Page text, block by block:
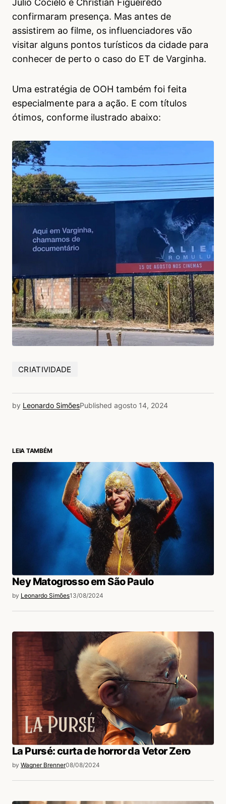
Julio Cocielo e Christian Figueiredo
confirmaram presença. Mas antes de
assistirem ao filme, os influenciadores vão
visitar alguns pontos turísticos da cidade para
conhecer de perto o caso do ET de Varginha.
Uma estratégia de OOH também foi feita
especialmente para a ação. E com títulos
ótimos, conforme ilustrado abaixo:
CRIATIVIDADE
by Leonardo SimõesPublished agosto 14, 2024
LEIA TAMBÉM
Ney Matogrosso em São Paulo
by Leonardo Simões13/08/2024
La Pursé: curta de horror da Vetor Zero
by Wagner Brenner08/08/2024